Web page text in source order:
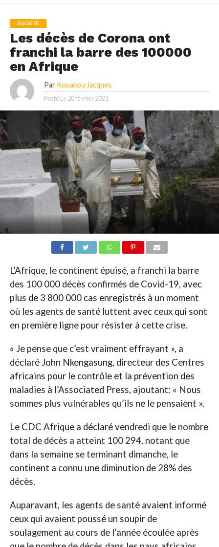
SOCIÉTÉ
Les décès de Corona ont
franchi la barre des 100000
en Afrique
Par Kouakou Jacques
Posté Le 20 février 2021
L’Afrique, le continent épuisé, a franchi la barre
des 100 000 décès confirmés de Covid-19, avec
plus de 3 800 000 cas enregistrés à un moment
où les agents de santé luttent avec ceux qui sont
en première ligne pour résister à cette crise.
« Je pense que c’est vraiment effrayant », a
déclaré John Nkengasung, directeur des Centres
africains pour le contrôle et la prévention des
maladies à l’Associated Press, ajoutant: « Nous
sommes plus vulnérables qu’ils ne le pensaient ».
Le CDC Afrique a déclaré vendredi que le nombre
total de décès a atteint 100 294, notant que
dans la semaine se terminant dimanche, le
continent a connu une diminution de 28% des
décès.
Auparavant, les agents de santé avaient informé
ceux qui avaient poussé un soupir de
soulagement au cours de l’année écoulée après